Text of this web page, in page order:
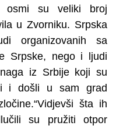
osmi su veliki broj
u Zvorniku. Srpska
organizovanih sa
Srpske, nego i ljudi
iz Srbije koji su
i došli u sam grad
šta ih
su pružiti otpor